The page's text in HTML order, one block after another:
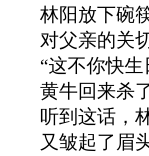
林阳放下碗
对父亲的关
“这不你快
黄牛回来杀
听到这话，
又皱起了眉